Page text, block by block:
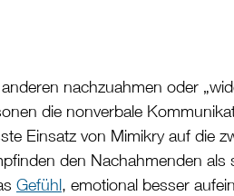
nachzuahmen oder
die nonverbale
Einsatz von Mimikry auf die
den Nachahmenden als
Gefühl, emotional besser